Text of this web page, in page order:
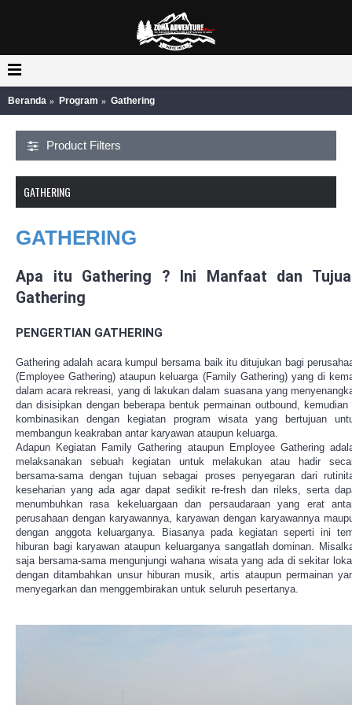
Beranda Program Gathering
Product Filters
GATHERING
GATHERING
Apa itu Gathering ? Ini Manfaat dan
Gathering
PENGERTIAN GATHERING
Gathering adalah acara kumpul bersama baik itu ditujukan bagi
(Employee Gathering) ataupun keluarga (Family Gathering) yang di
dalam acara rekreasi, yang di lakukan dalam suasana yang
dan disisipkan dengan beberapa bentuk permainan outbound, kemudian
kombinasikan dengan kegiatan program wisata yang bertujuan
membangun keakraban antar karyawan ataupun keluarga.
Adapun Kegiatan Family Gathering ataupun Employee Gathering
melaksanakan sebuah kegiatan untuk melakukan atau hadir
bersama-sama dengan tujuan sebagai proses penyegaran dari
keseharian yang ada agar dapat sedikit re-fresh dan rileks, serta
menumbuhkan rasa kekeluargaan dan persaudaraan yang erat
perusahaan dengan karyawannya, karyawan dengan karyawannya
dengan anggota keluarganya. Biasanya pada kegiatan seperti ini
hiburan bagi karyawan ataupun keluarganya sangatlah dominan.
saja bersama-sama mengunjungi wahana wisata yang ada di sekitar
dengan ditambahkan unsur hiburan musik, artis ataupun permainan
menyegarkan dan menggembirakan untuk seluruh pesertanya.